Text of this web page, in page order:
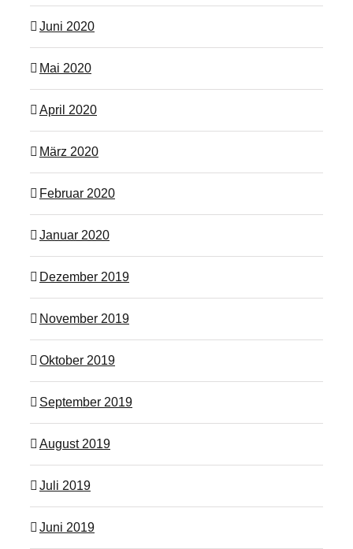
Juni 2020
Mai 2020
April 2020
März 2020
Februar 2020
Januar 2020
Dezember 2019
November 2019
Oktober 2019
September 2019
August 2019
Juli 2019
Juni 2019